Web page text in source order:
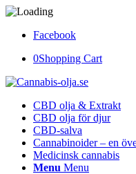
Facebook
0Shopping Cart
CBD olja & Extrakt
CBD olja för djur
CBD-salva
Cannabinoider – en
Medicinsk cannabis
Menu Menu